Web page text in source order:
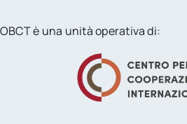
OBCT è una unità operativa di: